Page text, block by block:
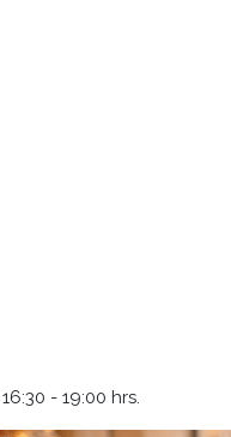
- 19:00 hrs.